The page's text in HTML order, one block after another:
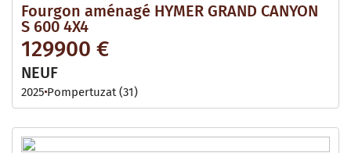
Fourgon aménagé HYMER GRAND CANYON
S 600 4X4
129900 €
NEUF
2025 Pompertuzat (31)